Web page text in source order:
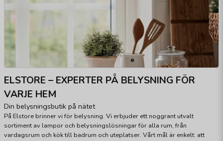
ELSTORE – EXPERTER PÅ BELYSNING FÖR
VARJE HEM
Din belysningsbutik på nätet
På Elstore brinner vi för belysning. Vi erbjuder ett noggrant utvalt
sortiment av lampor och belysningslösningar för alla rum, från
vardagsrum och kök till badrum och uteplatser. Vårt mål är enkelt: att